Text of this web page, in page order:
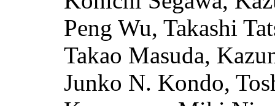
Peng Wu, Takashi
Takao Masuda,
Junko N. Kondo,